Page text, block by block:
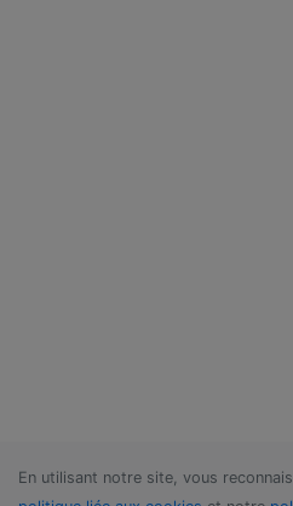
En utilisant notre site, vous